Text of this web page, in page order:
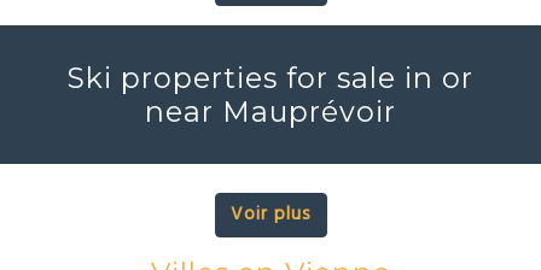
Ski properties for sale in or
near Mauprévoir
Voir plus